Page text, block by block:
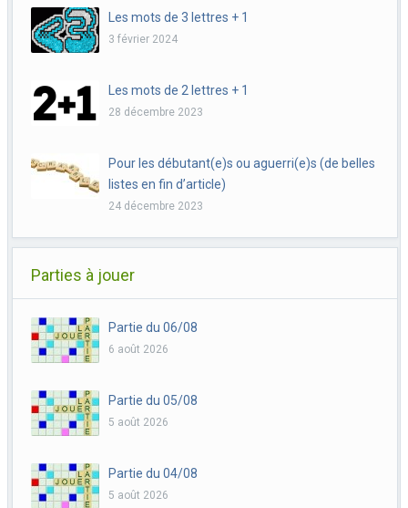
Les mots de 3 lettres + 1
3 février 2024
Les mots de 2 lettres + 1
28 décembre 2023
Pour les débutant(e)s ou aguerri(e)s (de belles
listes en fin d’article)
24 décembre 2023
Parties à jouer
Partie du 06/08
6 août 2026
Partie du 05/08
5 août 2026
Partie du 04/08
5 août 2026